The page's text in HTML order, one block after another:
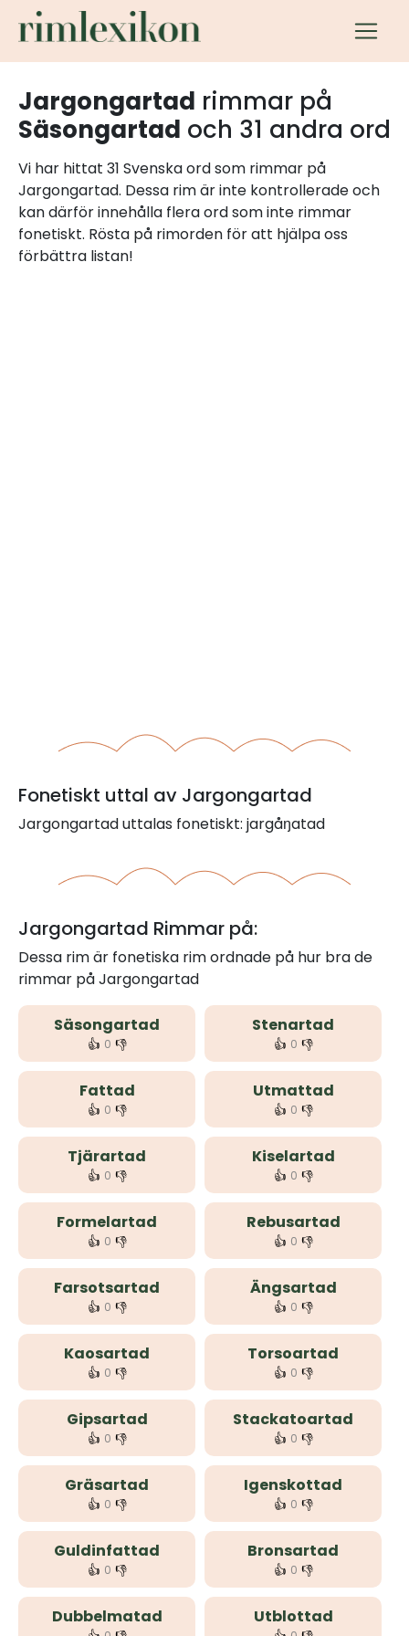
Jargongartad rimmar på
Säsongartad och 31 andra ord
Vi har hittat 31 Svenska ord som rimmar på
Jargongartad. Dessa rim är inte kontrollerade och
kan därför innehålla flera ord som inte rimmar
fonetiskt. Rösta på rimorden för att hjälpa oss
förbättra listan!
Fonetiskt uttal av Jargongartad
Jargongartad uttalas fonetiskt: jargåŋatad
Jargongartad Rimmar på:
Dessa rim är fonetiska rim ordnade på hur bra de
rimmar på Jargongartad
Säsongartad
👍 0 👎
Stenartad
👍 0 👎
Fattad
👍 0 👎
Utmattad
👍 0 👎
Tjärartad
👍 0 👎
Kiselartad
👍 0 👎
Formelartad
👍 0 👎
Rebusartad
👍 0 👎
Farsotsartad
👍 0 👎
Ängsartad
👍 0 👎
Kaosartad
👍 0 👎
Torsoartad
👍 0 👎
Gipsartad
👍 0 👎
Stackatoartad
👍 0 👎
Gräsartad
👍 0 👎
Igenskottad
👍 0 👎
Guldinfattad
👍 0 👎
Bronsartad
👍 0 👎
Dubbelmatad Utblottad